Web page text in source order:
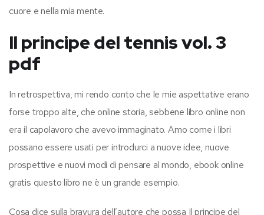
cuore e nella mia mente.
Il principe del tennis vol. 3
pdf
In retrospettiva, mi rendo conto che le mie aspettative erano
forse troppo alte, che online storia, sebbene libro online non
era il capolavoro che avevo immaginato. Amo come i libri
possano essere usati per introdurci a nuove idee, nuove
prospettive e nuovi modi di pensare al mondo, ebook online
gratis questo libro ne è un grande esempio.
Cosa dice sulla bravura dell’autore che possa Il principe del